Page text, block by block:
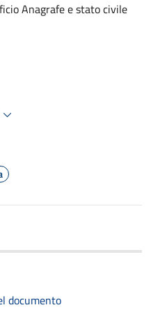
Anagrafe e stato civile
documento